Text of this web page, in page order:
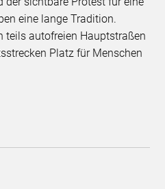
eine lange Tradition.
teils autofreien Hauptstraßen
Platz für Menschen